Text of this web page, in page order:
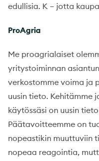
edullisia. K – jotta
ProAgria
Me proagrialaiset
yritystoiminnan
verkostomme voima ja
uusin tieto. Kehitämme
käytössäsi on uusin
Päätavoitteemme on
nopeastikin muuttuviin
nopeaa reagointia,